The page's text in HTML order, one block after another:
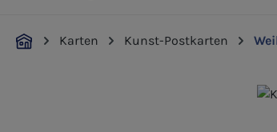
Karten Kunst-Postkarten